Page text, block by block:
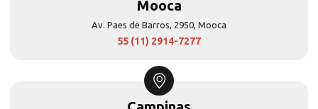
Mooca
Av. Paes de Barros, 2950, Mooca
55 (11) 2914-7277